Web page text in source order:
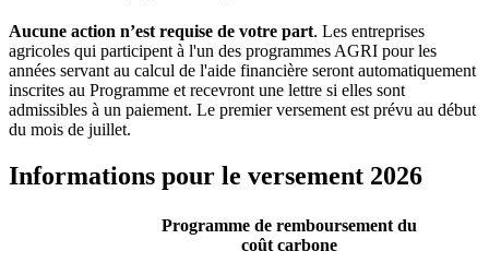
Aucune action n’est requise de votre part. Les entreprises
agricoles qui participent à l'un des programmes AGRI pour les
années servant au calcul de l'aide financière seront automatiquement
inscrites au Programme et recevront une lettre si elles sont
admissibles à un paiement. Le premier versement est prévu au début
du mois de juillet.
Informations pour le versement 2026
Programme de remboursement du
coût carbone